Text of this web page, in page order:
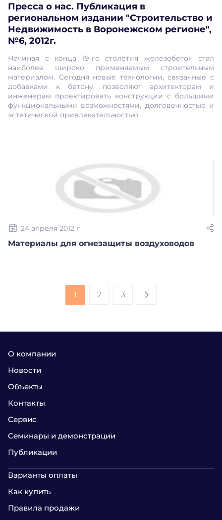
Пресса о нас. Публикация в
региональном издании "Строительство и
Недвижимость в Воронежском регионе",
№6, 2012г.
Начиная с конца 19-го столетия железобетон стал
наиболее широко применяемым строительным
материалом. Сегодня новые технологии, связанные с
добавками к бетону, позволяют архитекторам и
инженерам проектировать конструкции с большими
функциональными возможностями, долговечностью и
эстетической привлекательностью.
24 апреля 2012 г.
Материалы для огнезащиты воздуховодов
1 2 3
О компании
Новости
Объекты
Контакты
Сервис
Семинары и демонстрации
Публикации
Варианты оплаты
Как купить
Правила продажи